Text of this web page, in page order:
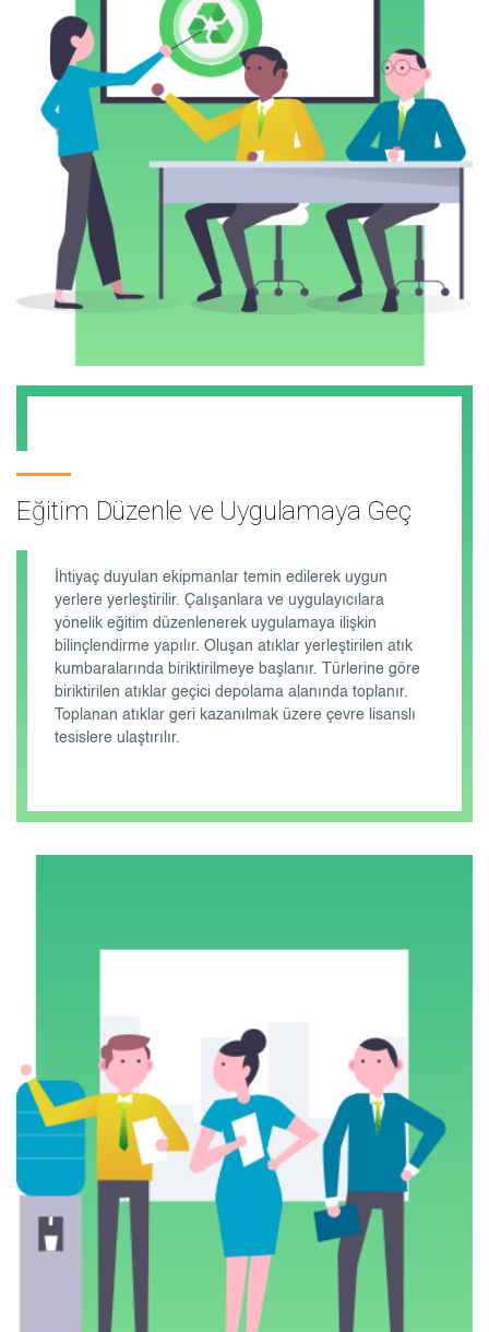
Eğitim Düzenle ve Uygulamaya Geç
İhtiyaç duyulan ekipmanlar temin edilerek uygun
yerlere yerleştirilir. Çalışanlara ve uygulayıcılara
yönelik eğitim düzenlenerek uygulamaya ilişkin
bilinçlendirme yapılır. Oluşan atıklar yerleştirilen atık
kumbaralarında biriktirilmeye başlanır. Türlerine göre
biriktirilen atıklar geçici depolama alanında toplanır.
Toplanan atıklar geri kazanılmak üzere çevre lisanslı
tesislere ulaştırılır.